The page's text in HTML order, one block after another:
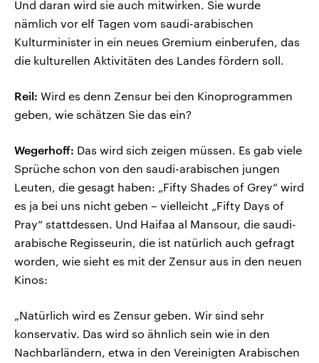
Und daran wird sie auch mitwirken. Sie wurde
nämlich vor elf Tagen vom saudi-arabischen
Kulturminister in ein neues Gremium einberufen, das
die kulturellen Aktivitäten des Landes fördern soll.
Reil: Wird es denn Zensur bei den Kinoprogrammen
geben, wie schätzen Sie das ein?
Wegerhoff: Das wird sich zeigen müssen. Es gab viele
Sprüche schon von den saudi-arabischen jungen
Leuten, die gesagt haben: „Fifty Shades of Grey“ wird
es ja bei uns nicht geben – vielleicht „Fifty Days of
Pray“ stattdessen. Und Haifaa al Mansour, die saudi-
arabische Regisseurin, die ist natürlich auch gefragt
worden, wie sieht es mit der Zensur aus in den neuen
Kinos:
„Natürlich wird es Zensur geben. Wir sind sehr
konservativ. Das wird so ähnlich sein wie in den
Nachbarländern, etwa in den Vereinigten Arabischen